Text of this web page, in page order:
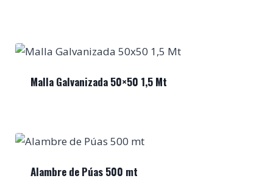
Malla Galvanizada 50×50 1,5 Mt
Alambre de Púas 500 mt